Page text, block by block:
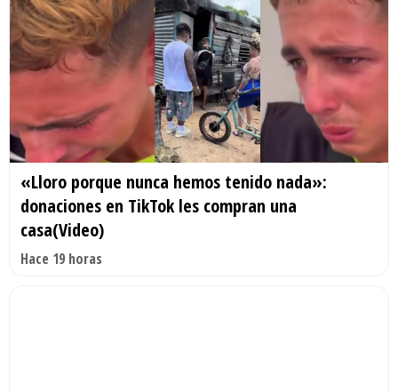
«Lloro porque nunca hemos tenido nada»:
donaciones en TikTok les compran una
casa(Video)
Hace 19 horas